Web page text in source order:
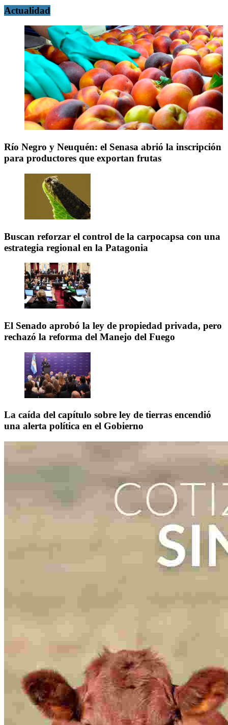
Actualidad
Río Negro y Neuquén: el Senasa abrió la inscripción
para productores que exportan frutas
Buscan reforzar el control de la carpocapsa con una
estrategia regional en la Patagonia
El Senado aprobó la ley de propiedad privada, pero
rechazó la reforma del Manejo del Fuego
La caída del capítulo sobre ley de tierras encendió
una alerta política en el Gobierno